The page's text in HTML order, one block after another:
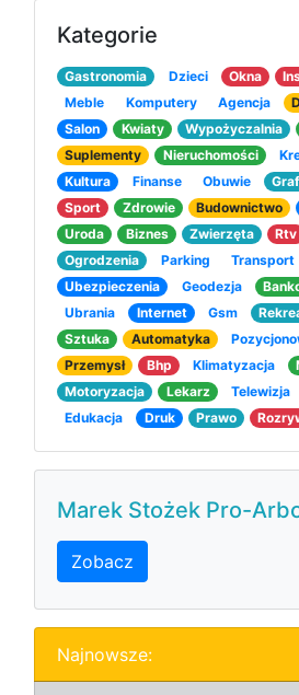
Kategorie
Gastronomia Dzieci Okna
Meble
Komputery Agencja
Salon
Kwiaty Wypożyczalnia
Suplementy
Nieruchomości
Kultura
Finanse Obuwie
Sport
Zdrowie Budownictwo
Uroda
Biznes Zwierzęta Rtv
Ogrodzenia
Parking Transport
Ubezpieczenia
Geodezja
Ubrania
Internet Gsm
Sztuka
Automatyka
Przemysł
Bhp Klimatyzacja
Motoryzacja
Lekarz Telewizja
Edukacja
Druk Prawo
Marek Stożek Pro-
Zobacz
Najnowsze: